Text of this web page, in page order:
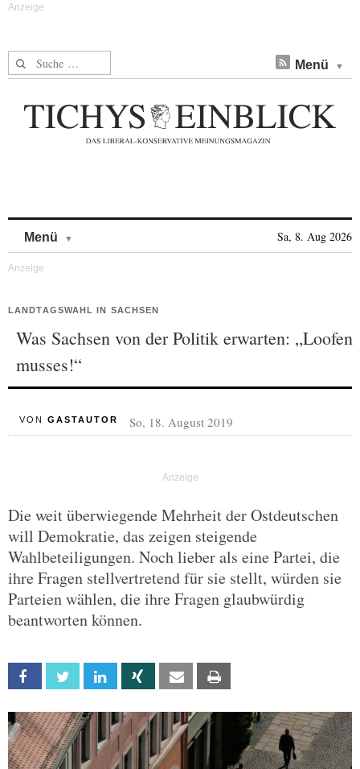
Suche nach: Menü
Menü Sa, 8. Aug 2026
LANDTAGSWAHL IN SACHSEN
Was Sachsen von der Politik erwarten: „Loofen
musses!“
VON GASTAUTOR So, 18. August 2019
Die weit überwiegende Mehrheit der Ostdeutschen
will Demokratie, das zeigen steigende
Wahlbeteiligungen. Noch lieber als eine Partei, die
ihre Fragen stellvertretend für sie stellt, würden sie
Parteien wählen, die ihre Fragen glaubwürdig
beantworten können.
Facebook Twitter Linkedin Xing Email